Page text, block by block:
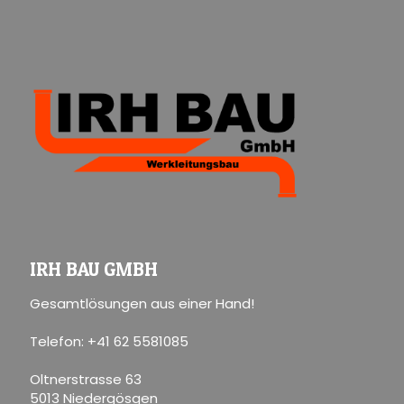
IRH BAU GMBH
Gesamtlösungen aus einer Hand!
Telefon: +41 62 5581085
Oltnerstrasse 63
5013 Niedergösgen